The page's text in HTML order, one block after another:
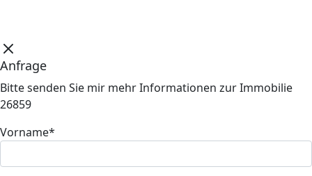
Anfrage
Bitte senden Sie mir mehr Informationen zur Immobilie
26859
Vorname*